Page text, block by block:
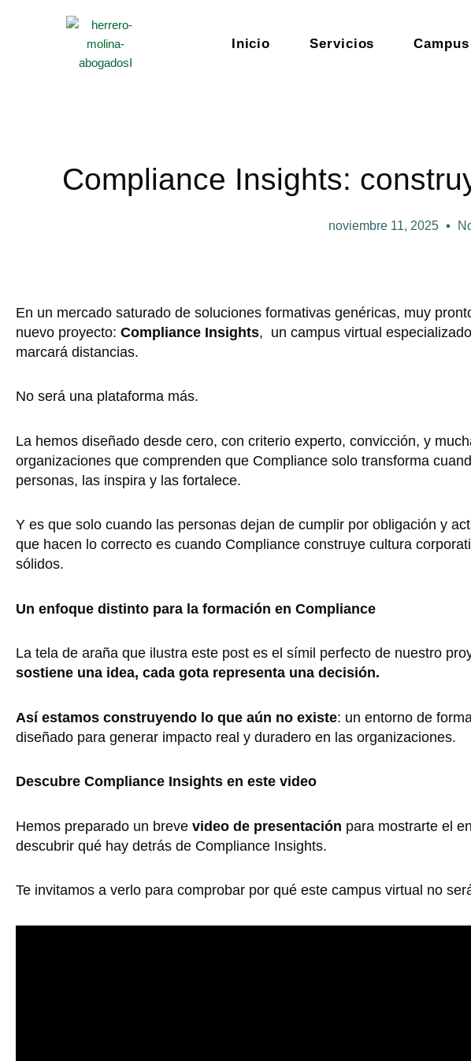
Inicio Servicios
Compliance Insights:
noviembre 11, 2025
En un mercado saturado de soluciones formativas genéricas, muy
nuevo proyecto: Compliance Insights, un campus virtual
marcará distancias.
No será una plataforma más.
La hemos diseñado desde cero, con criterio experto, convicción, y
organizaciones que comprenden que Compliance solo transforma
personas, las inspira y las fortalece.
Y es que solo cuando las personas dejan de cumplir por obligación y
que hacen lo correcto es cuando Compliance construye cultura
sólidos.
Un enfoque distinto para la formación en Compliance
La tela de araña que ilustra este post es el símil perfecto de nuestro
sostiene una idea, cada gota representa una decisión.
Así estamos construyendo lo que aún no existe: un entorno de
diseñado para generar impacto real y duradero en las organizaciones.
Descubre Compliance Insights en este video
Hemos preparado un breve video de presentación para mostrarte el
descubrir qué hay detrás de Compliance Insights.
Te invitamos a verlo para comprobar por qué este campus virtual no